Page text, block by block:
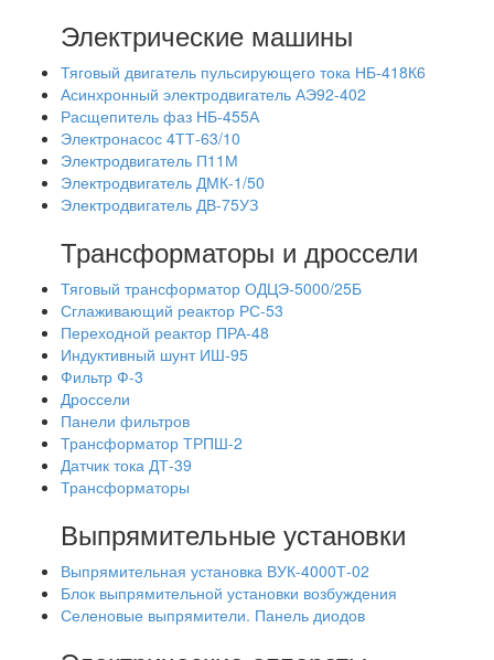
Электрические машины
Тяговый двигатель пульсирующего тока НБ-418К6
Асинхронный электродвигатель АЭ92-402
Расщепитель фаз НБ-455А
Электронасос 4ТТ-63/10
Электродвигатель П11М
Электродвигатель ДМК-1/50
Электродвигатель ДВ-75УЗ
Трансформаторы и дроссели
Тяговый трансформатор ОДЦЭ-5000/25Б
Сглаживающий реактор РС-53
Переходной реактор ПРА-48
Индуктивный шунт ИШ-95
Фильтр Ф-3
Дроссели
Панели фильтров
Трансформатор ТРПШ-2
Датчик тока ДТ-39
Трансформаторы
Выпрямительные установки
Выпрямительная установка ВУК-4000Т-02
Блок выпрямительной установки возбуждения
Селеновые выпрямители. Панель диодов